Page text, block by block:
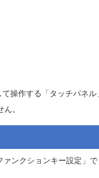
操作する「タッチパネル
。
ンクションキー設定」